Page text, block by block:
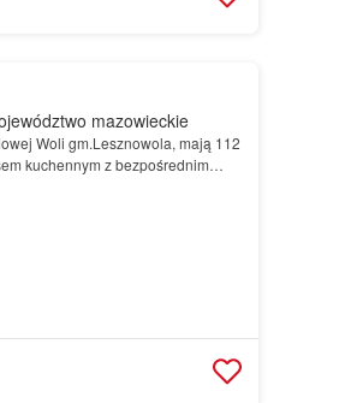
mazowieckie
Woli gm.Lesznowola, mają 112
kuchennym z bezpośrednim
na środkowe…